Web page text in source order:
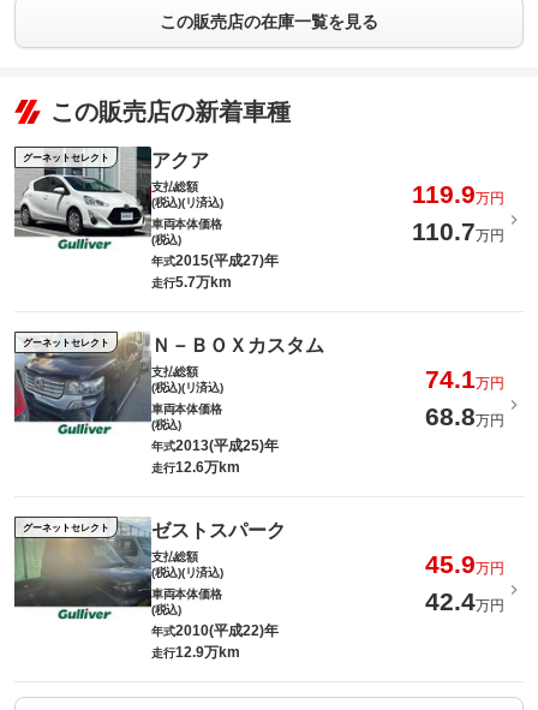
この販売店の在庫一覧を見る
この販売店の新着車種
グーネットセレクト アクア
支払総額
(税込)(リ済込)
119.9万円
車両本体価格
(税込)
110.7万円
年式2015(平成27)年
走行5.7万km
グーネットセレクト Ｎ－ＢＯＸカスタム
支払総額
(税込)(リ済込)
74.1万円
車両本体価格
(税込)
68.8万円
年式2013(平成25)年
走行12.6万km
グーネットセレクト ゼストスパーク
支払総額
(税込)(リ済込)
45.9万円
車両本体価格
(税込)
42.4万円
年式2010(平成22)年
走行12.9万km